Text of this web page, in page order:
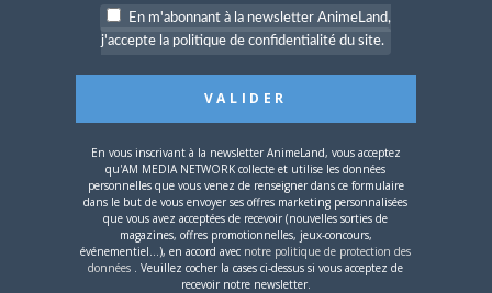
4 JUILLET 2026 0
[Entretien] Mokochan : «
projet, il était déjà
demandé de suivre au
mieux le manga
Vous devezvous connecterpour laisser un
commentaire.
En m'abonnant à la newsletter AnimeLand,
j'accepte la politique de confidentialité du site.
En vous inscrivant à la newsletter AnimeLand, vous acceptez
qu'AM MEDIA NETWORK collecte et utilise les données
personnelles que vous venez de renseigner dans ce formulaire
dans le but de vous envoyer ses offres marketing personnalisées
que vous avez acceptées de recevoir (nouvelles sorties de
magazines, offres promotionnelles, jeux-concours,
événementiel...), en accord avec notre politique de protection des
données . Veuillez cocher la cases ci-dessus si vous acceptez de
recevoir notre newsletter.